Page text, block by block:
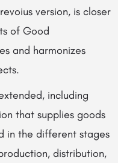
version, is closer
of Good
and harmonizes
including
that supplies goods
in the different stages
distribution,